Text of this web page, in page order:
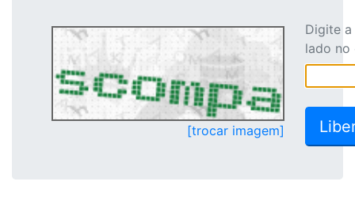
[trocar imagem]
Digite
lado no